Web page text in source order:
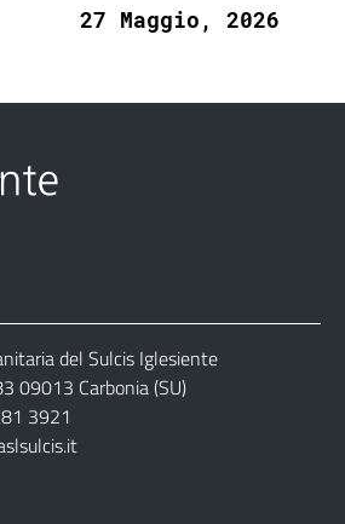
27 Maggio, 2026
del Sulcis Iglesiente
09013 Carbonia (SU)
3921